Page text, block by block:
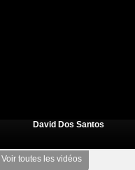
David Dos Santos
Voir toutes les vidéos